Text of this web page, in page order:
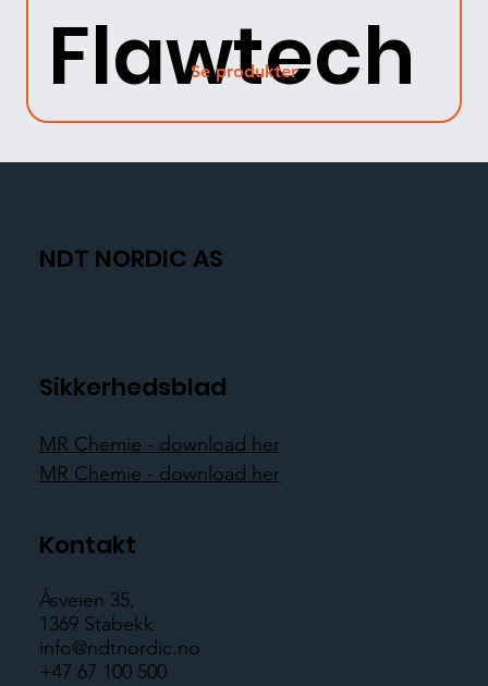
Flawtech
Se produkter
NDT NORDIC AS
Sikkerhedsblad
MR Chemie - download her
MR Chemie - download her
Kontakt
Åsveien 35,
1369 Stabekk
info@ndtnordic.no
+47 67 100 500